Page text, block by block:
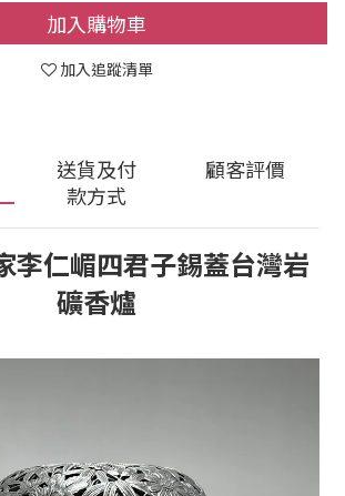
加入購物車
加入追蹤清單
送貨及付
款方式
顧客評價
李仁嵋四君子錫蓋台灣岩
礦香爐